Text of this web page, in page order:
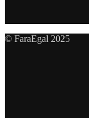
© FaraEgal 2025